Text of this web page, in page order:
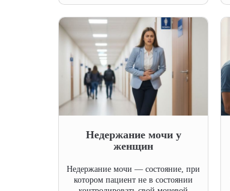
Недержание мочи у
женщин
Недержание мочи — состояние, при
котором пациент не в состоянии